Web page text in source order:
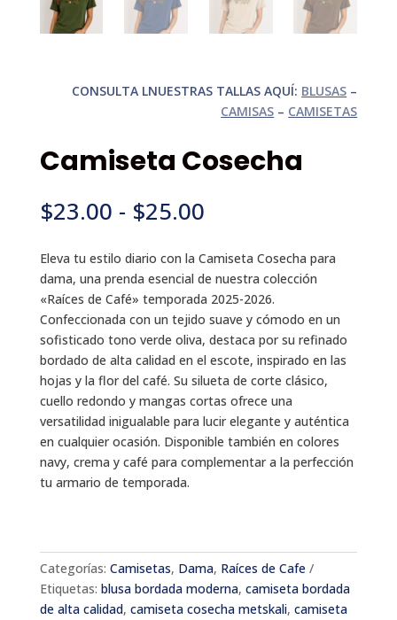
CONSULTA LNUESTRAS TALLAS AQUÍ: BLUSAS –
CAMISAS – CAMISETAS
Camiseta Cosecha
$23.00 - $25.00RANGO
PRECIOS:
DESDE
$23.00
HASTA
$25.00
Eleva tu estilo diario con la Camiseta Cosecha para
dama, una prenda esencial de nuestra colección
«Raíces de Café» temporada 2025-2026.
Confeccionada con un tejido suave y cómodo en un
sofisticado tono verde oliva, destaca por su refinado
bordado de alta calidad en el escote, inspirado en las
hojas y la flor del café. Su silueta de corte clásico,
cuello redondo y mangas cortas ofrece una
versatilidad inigualable para lucir elegante y auténtica
en cualquier ocasión. Disponible también en colores
navy, crema y café para complementar a la perfección
tu armario de temporada.
Categorías: Camisetas, Dama, Raíces de Cafe
Etiquetas: blusa bordada moderna, camiseta bordada
de alta calidad, camiseta cosecha metskali, camiseta